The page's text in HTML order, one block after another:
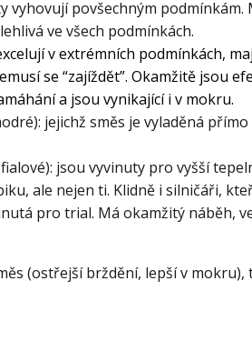
vyhovují povšechným
ve všech podmínkách.
v extrémních podmínkách,
se “zajíždět”. Okamžitě jsou
a jsou vynikající i v mokru.
jejichž směs je vyladěná
jsou vyvinuty pro vyšší
ale nejen ti. Klidně i silničáři,
pro trial. Má okamžitý náběh,
(ostřejší brždění, lepší v